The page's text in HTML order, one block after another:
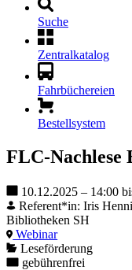
Suche
Zentralkatalog
Fahrbüchereien
Bestellsystem
FLC-Nachlese
10.12.2025 – 14:00
Referent*in: Iris
Bibliotheken SH
Webinar
Leseförderung
gebührenfrei